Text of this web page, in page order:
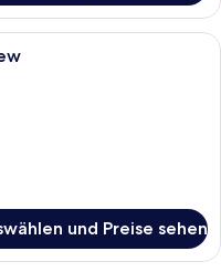
Schreibtisch,
und Preise sehen